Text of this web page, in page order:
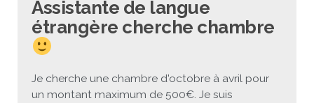
Niveaux de base
Perfectionnement
Cours thématiques
Cours enfants / ados
Cours particuliers
Stages intensifs
Infos profs d’allemand
Matériel pédagogique
Formation des enseignants
Infos pour les parents
Section Internationale Allemand
Cercle de lecture
Onleihe – Prêt en ligne
écolotude
Conseil de mobilité
Coaching individuel
Petites annonces
Notre équipe
Equipe de Montpellier
Equipe de Heidelberg
Jumelage Heidelberg / Montpellier
50 ans en 2016
Plan d’accès
Partenaires institutionnels
Coopérations culturelles et pédagogiques
Réseaux franco-allemands en LR
Les Mystères de Heidelberg
99Ballons
Assistante de langue
étrangère cherche chambre
Je cherche une chambre d'octobre à avril pour
un montant maximum de 500€. Je suis